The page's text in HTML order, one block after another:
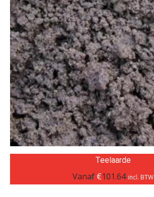
Teelaarde
Vanaf €101.64 incl. BTW